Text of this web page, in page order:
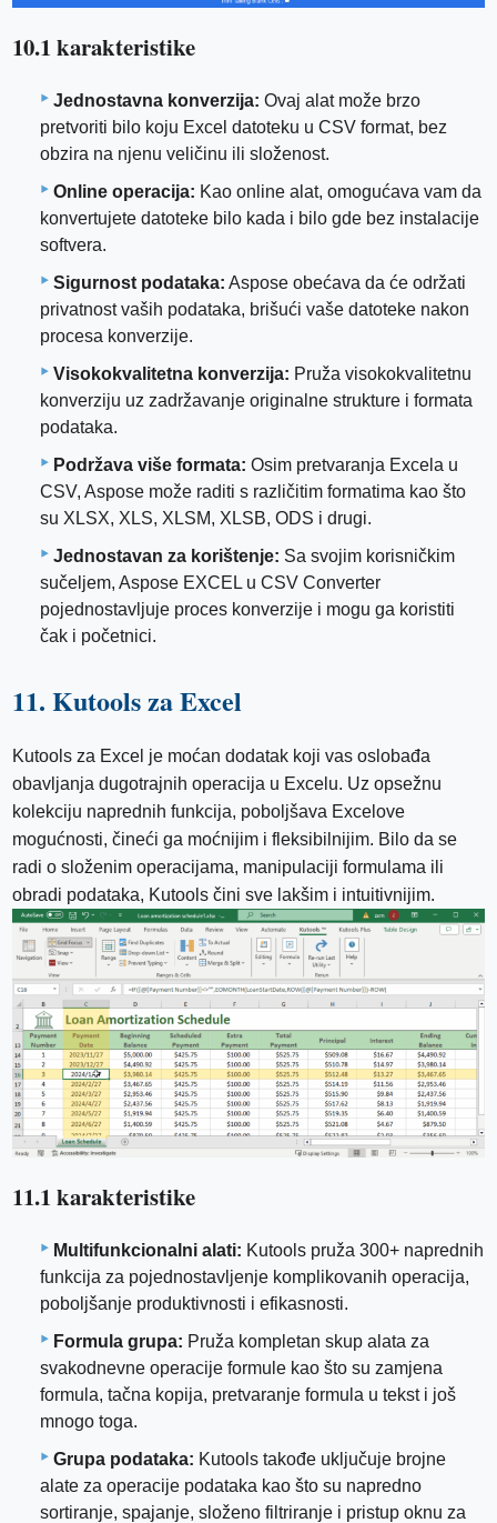
10.1 karakteristike
Jednostavna konverzija: Ovaj alat može brzo
pretvoriti bilo koju Excel datoteku u CSV format, bez
obzira na njenu veličinu ili složenost.
Online operacija: Kao online alat, omogućava vam da
konvertujete datoteke bilo kada i bilo gde bez instalacije
softvera.
Sigurnost podataka: Aspose obećava da će održati
privatnost vaših podataka, brišući vaše datoteke nakon
procesa konverzije.
Visokokvalitetna konverzija: Pruža visokokvalitetnu
konverziju uz zadržavanje originalne strukture i formata
podataka.
Podržava više formata: Osim pretvaranja Excela u
CSV, Aspose može raditi s različitim formatima kao što
su XLSX, XLS, XLSM, XLSB, ODS i drugi.
Jednostavan za korištenje: Sa svojim korisničkim
sučeljem, Aspose EXCEL u CSV Converter
pojednostavljuje proces konverzije i mogu ga koristiti
čak i početnici.
11. Kutools za Excel
Kutools za Excel je moćan dodatak koji vas oslobađa
obavljanja dugotrajnih operacija u Excelu. Uz opsežnu
kolekciju naprednih funkcija, poboljšava Excelove
mogućnosti, čineći ga moćnijim i fleksibilnijim. Bilo da se
radi o složenim operacijama, manipulaciji formulama ili
obradi podataka, Kutools čini sve lakšim i intuitivnijim.
11.1 karakteristike
Multifunkcionalni alati: Kutools pruža 300+ naprednih
funkcija za pojednostavljenje komplikovanih operacija,
poboljšanje produktivnosti i efikasnosti.
Formula grupa: Pruža kompletan skup alata za
svakodnevne operacije formule kao što su zamjena
formula, tačna kopija, pretvaranje formula u tekst i još
mnogo toga.
Grupa podataka: Kutools takođe uključuje brojne
alate za operacije podataka kao što su napredno
sortiranje, spajanje, složeno filtriranje i pristup oknu za